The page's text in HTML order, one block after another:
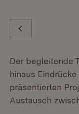
Der begleitende
hinaus
präsentierten
Austausch